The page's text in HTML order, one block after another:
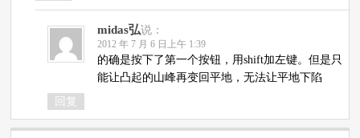
midas弘说：
2012 年 7 月 6 日上午 1:39
的确是按下了第一个按钮，用shift加左键。但是只
能让凸起的山峰再变回平地，无法让平地下陷
回复